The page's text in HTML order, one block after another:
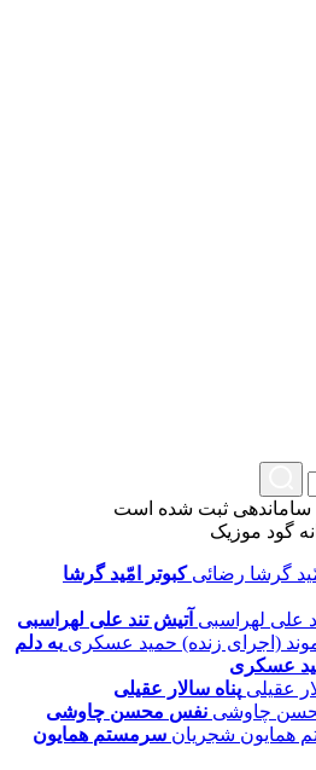
ساماندهی ثبت شده است
گود موزیک
کبوتر امّید گرشا
آتیش تند علی لهراسبی
به دلم
عسکری
پناه سالار عقیلی
نفس محسن چاوشی
سرمستم همایون